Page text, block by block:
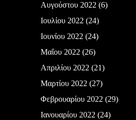
Αυγούστου 2022 (6)
Ιουλίου 2022 (24)
Ιουνίου 2022 (24)
Μαΐου 2022 (26)
Απριλίου 2022 (21)
Μαρτίου 2022 (27)
Φεβρουαρίου 2022 (29)
Ιανουαρίου 2022 (24)